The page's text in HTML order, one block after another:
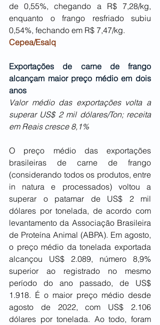
de 0,55%, chegando a R$ 7,28/kg,
enquanto o frango resfriado subiu
0,54%, fechando em R$ 7,47/kg.
Cepea/Esalq
Exportações de carne de frango
alcançam maior preço médio em dois
anos
Valor médio das exportações volta a
superar US$ 2 mil dólares/Ton; receita
em Reais cresce 8,1%
O preço médio das exportações
brasileiras de carne de frango
(considerando todos os produtos, entre
in natura e processados) voltou a
superar o patamar de US$ 2 mil
dólares por tonelada, de acordo com
levantamento da Associação Brasileira
de Proteína Animal (ABPA). Em agosto,
o preço médio da tonelada exportada
alcançou US$ 2.089, número 8,9%
superior ao registrado no mesmo
período do ano passado, de US$
1.918. É o maior preço médio desde
agosto de 2022, com US$ 2.106
dólares por tonelada. Ao todo, foram